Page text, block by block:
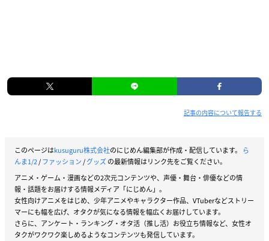
記事の内容について報告する
このページはkusuguru株式会社のにじめん編集部が作成・配信しています。
ら
んま1/2/ファッション/グッズの最新情報はリンク先をご覧ください。
アニメ・ゲーム・漫画などの2次元コンテンツや、声優・舞台・俳優などの情
報・話題をお届けする情報メディア「にじめん」。
女性向けアニメをはじめ、少年アニメやキャラクター作品、VTuberなどストリー
マーにも幅を広げ、オタクが気になる情報を幅広くお届けしています。
さらに、アンケート・ランキング・オタ活（推し活）お役立ち情報など、女性オ
タクがワクワク楽しめるようなコンテンツも発信しています。